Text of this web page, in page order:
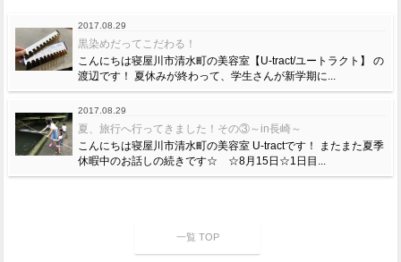
2017.08.29
黒染めだってこだわる！
こんにちは寝屋川市清水町の美容室【U-tract/ユートラクト】 の
渡辺です！ 夏休みが終わって、学生さんが新学期に...
2017.08.29
夏、旅行へ行ってきました！その③～in長崎～
こんにちは寝屋川市清水町の美容室 U-tractです！ またまた夏季
休暇中のお話しの続きです☆ ☆8月15日☆1日目...
一覧 TOP